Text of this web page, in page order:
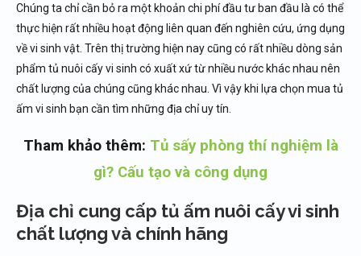
Chúng ta chỉ cần bỏ ra một khoản chi phí đầu tư ban đầu là có thể
thực hiện rất nhiều hoạt động liên quan đến nghiên cứu, ứng dụng
về vi sinh vật. Trên thị trường hiện nay cũng có rất nhiều dòng sản
phẩm tủ nuôi cấy vi sinh có xuất xứ từ nhiều nước khác nhau nên
chất lượng của chúng cũng khác nhau. Vì vậy khi lựa chọn mua tủ
ấm vi sinh bạn cần tìm những địa chỉ uy tín.
Tham khảo thêm: Tủ sấy phòng thí nghiệm là
gì? Cấu tạo và công dụng
Địa chỉ cung cấp tủ ấm nuôi cấy vi sinh
chất lượng và chính hãng